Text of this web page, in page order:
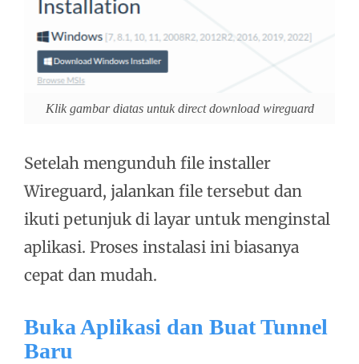
Klik gambar diatas untuk direct download wireguard
Setelah mengunduh file installer
Wireguard, jalankan file tersebut dan
ikuti petunjuk di layar untuk menginstal
aplikasi. Proses instalasi ini biasanya
cepat dan mudah.
Buka Aplikasi dan Buat Tunnel
Baru